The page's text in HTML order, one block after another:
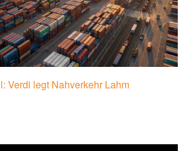
Verdi legt Nahverkehr Lahm